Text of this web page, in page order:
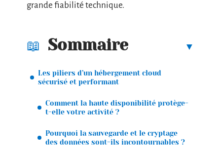
grande fiabilité technique.
Sommaire
Les piliers d’un hébergement cloud
sécurisé et performant
Comment la haute disponibilité protège-
t-elle votre activité ?
Pourquoi la sauvegarde et le cryptage
des données sont-ils incontournables ?